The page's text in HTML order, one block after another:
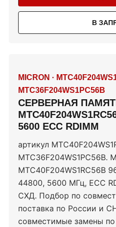
В
MICRON ·
MTC36F204WS1PC56B
СЕРВЕРНАЯ
5600 ECC RDIMM
артикул
MTC36F204WS1PC56B.
MTC40F204WS1RC56B
44800, 5600 МГц, ECC
СХД. Подбор по
поставка по России и
совместимые замены